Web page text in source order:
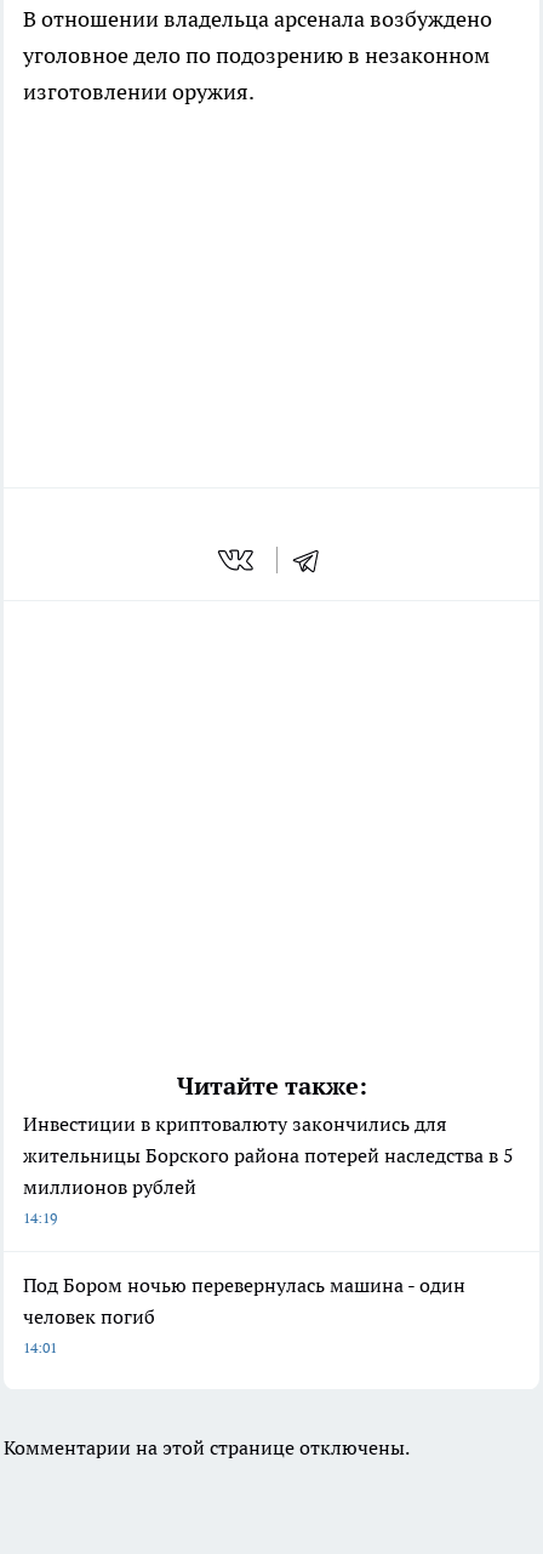
В отношении владельца арсенала возбуждено
уголовное дело по подозрению в незаконном
изготовлении оружия.
Читайте также:
Инвестиции в криптовалюту закончились для
жительницы Борского района потерей наследства в 5
миллионов рублей
14:19
Под Бором ночью перевернулась машина - один
человек погиб
14:01
Комментарии на этой странице отключены.